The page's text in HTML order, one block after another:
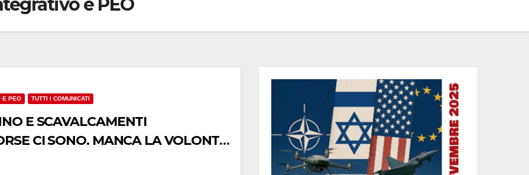
e PEO
E PEO TUTTI I COMUNICATI
E SCAVALCAMENTI
CI SONO. MANCA LA VOLONTÀ